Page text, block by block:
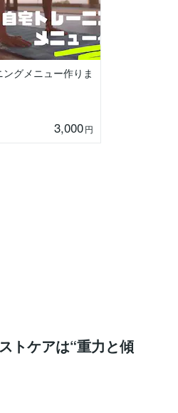
グメニュー作りま
3,000円
トケアは“重力と傾